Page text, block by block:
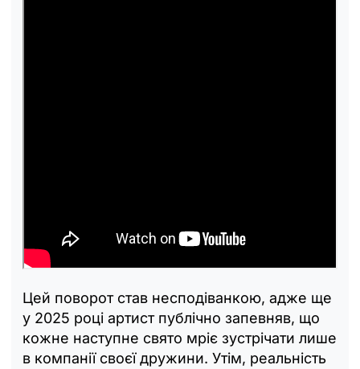
Цей поворот став несподіванкою, адже ще
у 2025 році артист публічно запевняв, що
кожне наступне свято мріє зустрічати лише
в компанії своєї дружини. Утім, реальність